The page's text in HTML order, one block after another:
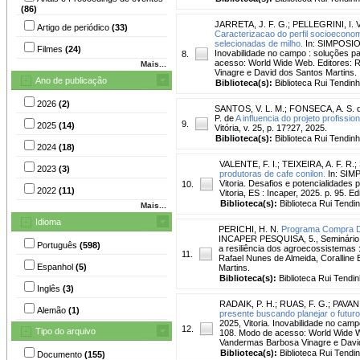
(86)
Artigo de periódico (33)
Filmes (24)
Mais...
Ano de publicação
2026 (2)
2025 (14)
2024 (18)
2023 (3)
2022 (11)
Mais...
Idioma
Português (598)
Espanhol (5)
Inglês (3)
Alemão (1)
Tipo do arquivo
Documento (155)
8.
JARRETA, J. F. G. ; PELLEGRINI, I.
Caracterizacao do perfil
selecionadas de milho. In:
Inovabilidade no campo : soluções
acesso: World Wide Web. Editores:
Vinagre e David dos Santos Martins.
Biblioteca(s): Biblioteca Rui
9.
SANTOS, V. L. M. ; FONSECA, A. S.
P. deA influencia do projeto
Vitória, v. 25, p. 17?27, 2025.
Biblioteca(s): Biblioteca Rui
10.
VALENTE, F. I. ; TEIXEIRA, A. F. R. ;
produtoras de cafe conilon. In:
Vitoria. Desafios e potencialidades
Vitoria, ES : Incaper, 2025. p. 95.
Biblioteca(s): Biblioteca Rui
11.
PERICHI, H. N.
Programa Compra
INCAPER PESQUISA, 5.,
a resiliência dos agroecossistemas
Rafael Nunes de Almeida,
Martins.
Biblioteca(s): Biblioteca Rui
12.
RADAIK, P. H. ; RUAS, F. G. ;
presente buscando planejar o
2025, Vitoria. Inovabilidade no
108. Modo de acesso: World Wide
Vandermas Barbosa Vinagre e
Biblioteca(s): Biblioteca Rui